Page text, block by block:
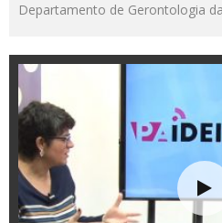
Departamento de Gerontologia